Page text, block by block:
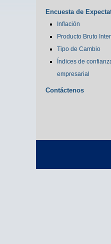
Encuesta de
Inflación
Producto Bruto
Tipo de Cambio
Índices de
empresarial
Contáctenos